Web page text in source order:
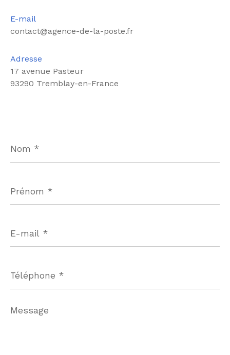
E-mail
contact@agence-de-la-poste.fr
Adresse
17 avenue Pasteur
93290 Tremblay-en-France
*
*
mail
*
*
Message
*